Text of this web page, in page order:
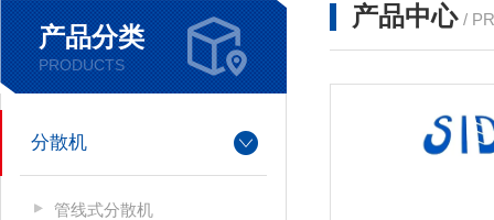
产品分类
PRODUCTS
分散机
管线式分散机
产品中心 /